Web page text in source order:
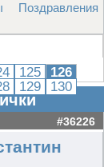
Поздравления
125
126
129 130
#36226